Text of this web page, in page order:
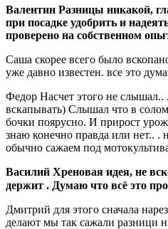
Валентин Разницы никакой,
при посадке удобрить и
проверено на собственном
Саша скорее всего было
уже давно известен. все это
Федор Насчет этого не слышал..
вскапывать) Слышал что в
бочки поярусно. И прирост
знаю конечно правда или нет.. .
обычно сажаем под
Василий Хреновая идея, не
держит . Думаю что всё это
Дмитрий для этого сначала
делают мы так сажали разници